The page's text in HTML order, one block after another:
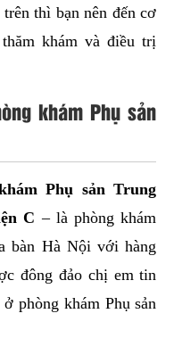
thì bạn nên đến cơ
khám và điều trị
khám Phụ sản
Phụ sản Trung
C– là phòng khám
bàn Hà Nội với hàng
đông đảo chị em tin
phòng khám Phụ sản